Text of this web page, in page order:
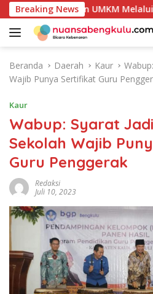
a
Breaking News
Unggulan UMKM Melalui
Beranda Daerah Kaur
Wajib Punya Sertifikat Guru
Kaur
Wabup: Syarat
Sekolah Wajib
Guru Penggerak
Redaksi
Juli 10, 2023